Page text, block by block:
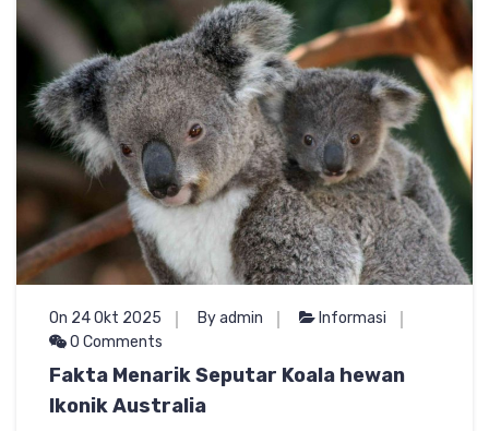
On 24 Okt 2025 By admin
Informasi
0 Comments
Fakta Menarik Seputar Koala hewan
Ikonik Australia